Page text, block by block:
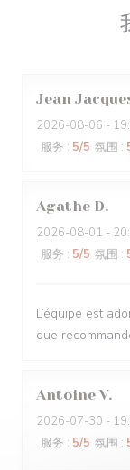
Jean
2026-08-06 -
服务 : 5/5 氛围 :
Agathe D
2026-08-01 -
服务 : 5/5 氛围 :
L’équipe est
que
Antoine V
2026-07-30 -
服务 : 5/5 氛围 :